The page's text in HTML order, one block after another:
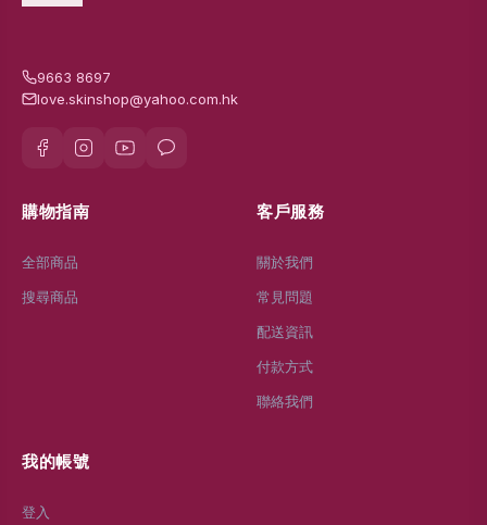
9663 8697
love.skinshop@yahoo.com.hk
購物指南
全部商品
搜尋商品
客戶服務
關於我們
常見問題
配送資訊
付款方式
聯絡我們
我的帳號
登入